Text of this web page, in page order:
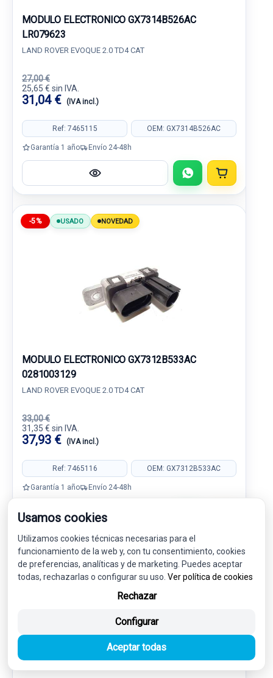
MODULO ELECTRONICO GX7314B526AC
LR079623
LAND ROVER EVOQUE 2.0 TD4 CAT
27,00 €
25,65 € sin IVA.
31,04 € (IVA incl.)
Ref: 7465115 OEM: GX7314B526AC
Garantía 1 año Envío 24-48h
-5% USADO NOVEDAD
MODULO ELECTRONICO GX7312B533AC
0281003129
LAND ROVER EVOQUE 2.0 TD4 CAT
33,00 €
31,35 € sin IVA.
37,93 € (IVA incl.)
Ref: 7465116 OEM: GX7312B533AC
Garantía 1 año Envío 24-48h
-5% USADO NOVEDAD
Usamos cookies
Utilizamos cookies técnicas necesarias para el
funcionamiento de la web y, con tu consentimiento, cookies
de preferencias, analíticas y de marketing. Puedes aceptar
todas, rechazarlas o configurar su uso. Ver política de cookies
Rechazar
Configurar
Aceptar todas